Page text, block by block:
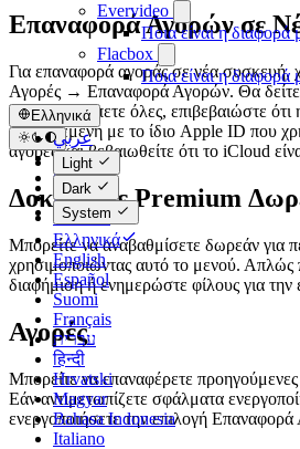
Evervideo
Ποια είναι η
Flacbox
Ποια είναι η
Ελληνικά
عربي
Català
Čeština
Dansk
Deutsch
Ελληνικά
English
Español
Suomi
Français
עברית
हिन्दी
Hrvatski
Magyar
Bahasa Indonesia
Italiano
Light
Dark
System
Επαναφορά Αγορών σε
Για επαναφορά αγοράς σε νέα συσκευή,
Αγορές → Επαναφορά Αγορών. Θα δείτε
Εάν δεν βλέπετε όλες, επιβεβαιώστε ότι
συνδεδεμένη με το ίδιο Apple ID που
αγορές και βεβαιωθείτε ότι το iCloud
Δοκιμάστε Premium
Μπορείτε να αναβαθμίσετε δωρεάν για
χρησιμοποιώντας αυτό το μενού.
διαφήμιση ή ενημερώστε φίλους για
Αγορές
Μπορείτε να επαναφέρετε
Εάν αντιμετωπίζετε σφάλματα
ενεργοποιήσετε την επιλογή